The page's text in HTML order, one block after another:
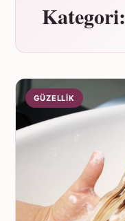
Kategori:
GÜZELLIK